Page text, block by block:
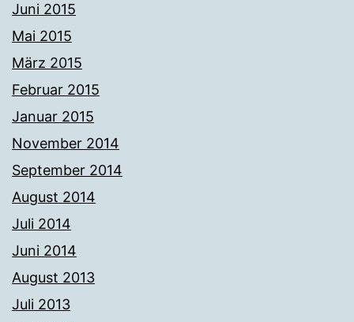
Juni 2015
Mai 2015
März 2015
Februar 2015
Januar 2015
November 2014
September 2014
August 2014
Juli 2014
Juni 2014
August 2013
Juli 2013